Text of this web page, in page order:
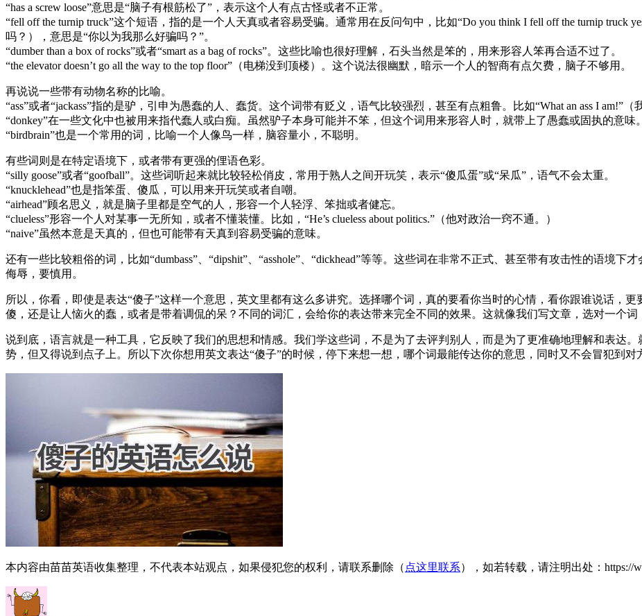
“has a screw loose”意思是“脑子有根筋松了”，表示这个人有点古怪或者不正常。
“fell off the turnip truck”这个短语，指的是一个人天真或者容易受骗。通常用在反问句中，比如“Do you think I fell off the turnip truck
吗？），意思是“你以为我那么好骗吗？”。
“dumber than a box of rocks”或者“smart as a bag of rocks”。这些比喻也很好理解，石头当然是笨的，用来形容人笨再合适不过了。
“the elevator doesn’t go all the way to the top floor”（电梯没到顶楼）。这个说法很幽默，暗示一个人的智商有点欠费，脑子不够用。
再说说一些带有动物名称的比喻。
“ass”或者“jackass”指的是驴，引申为愚蠢的人、蠢货。这个词带有贬义，语气比较强烈，甚至有点粗鲁。比如“What an ass I am!”（
“donkey”在一些文化中也被用来指代蠢人或白痴。虽然驴子本身可能并不笨，但这个词用来形容人时，就带上了愚蠢或固执的意味
“birdbrain”也是一个常用的词，比喻一个人像鸟一样，脑容量小，不聪明。
有些词则是在特定语境下，或者带有更强的俚语色彩。
“silly goose”或者“goofball”。这些词听起来就比较轻松俏皮，常用于熟人之间开玩笑，表示“傻瓜蛋”或“呆瓜”，语气不会太重。
“knucklehead”也是指笨蛋、傻瓜，可以用来开玩笑或者自嘲。
“airhead”顾名思义，就是脑子里都是空气的人，形容一个人轻浮、笨拙或者健忘。
“clueless”形容一个人对某事一无所知，或者不懂装懂。比如，“He’s clueless about politics.”（他对政治一窍不通。）
“naive”虽然本意是天真的，但也可能带有天真到容易受骗的意味。
还有一些比较粗俗的词，比如“dumbass”、“dipshit”、“asshole”、“dickhead”等等。这些词在非常不正式、甚至带有攻击性的语境
侮辱，要慎用。
所以，你看，即使是表达“傻子”这样一个意思，英文里都有这么多讲究。选择哪个词，真的要看你当时的心情，看你跟谁说话，
傻，还是让人恼火的蠢，或者是带着调侃的呆？不同的词汇，会给你的表达带来完全不同的效果。这就像我们写文章，选对一个词
说到底，语言就是一种工具，它反映了我们的思想和情感。我们学这些词，不是为了去评判别人，而是为了更准确地理解和表达
势，但又得说到点子上。所以下次你想用英文表达“傻子”的时候，停下来想一想，哪个词最能传达你的意思，同时又不会冒犯到对
本内容由苗苗英语收集整理，不代表本站观点，如果侵犯您的权利，请联系删除（ 点这里联系），如若转载，请注明出处：https://